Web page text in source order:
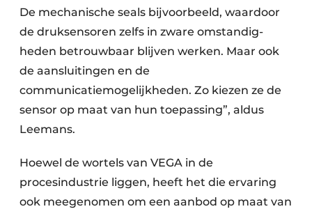
De mechanische seals bijvoorbeeld, waardoor
de druksensoren zelfs in zware omstandig­
heden betrouwbaar blijven werken. Maar ook
de aansluitingen en de
communicatiemogelijkheden. Zo kiezen ze de
sensor op maat van hun toepassing”, aldus
Leemans.
Hoewel de wortels van VEGA in de
procesindustrie liggen, heeft het die ervaring
ook meegenomen om een aanbod op maat van